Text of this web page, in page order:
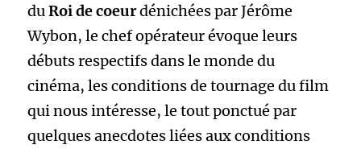
duRoi de coeurdénichéespar Jérôme
Wybon, le chef opérateur évoque leurs
débuts respectifs dans le monde du
cinéma, les conditions de tournage du film
qui nous intéresse, le tout ponctué par
quelques anecdotes liées aux conditions